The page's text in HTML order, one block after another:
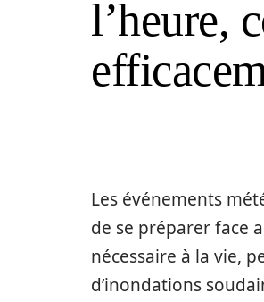
l’heure,
Les événements
de se préparer face
nécessaire à la vie,
d’inondations